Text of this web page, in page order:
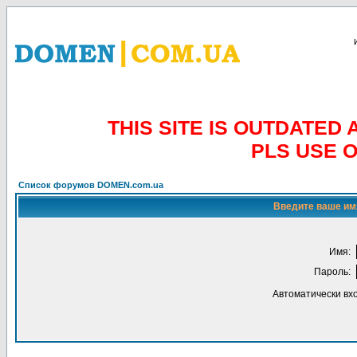
THIS SITE IS OUTDATED
PLS USE
Список форумов DOMEN.com.ua
Введите ваше
Имя:
Пароль:
Автоматически